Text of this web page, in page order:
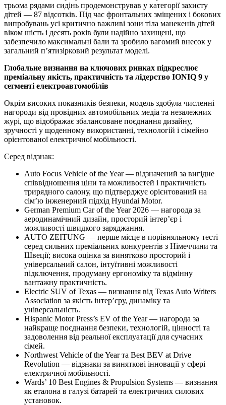
трьома рядами сидінь продемонстрував у категорії захисту
дітей — 87 відсотків. Під час фронтальних зміщених і бокових
випробувань усі критично важливі зони тіла манекенів дітей
віком шість і десять років були надійно захищені, що
забезпечило максимальні бали та зробило вагомий внесок у
загальний п’ятизірковий результат моделі.
Глобальне визнання на ключових ринках підкреслює
преміальну якість, практичність та лідерство IONIQ 9 у
сегменті електроавтомобілів
Окрім високих показників безпеки, модель здобула численні
нагороди від провідних автомобільних медіа та незалежних
журі, що відображає збалансоване поєднання дизайну,
зручності у щоденному використанні, технологій і сімейно
орієнтованої електричної мобільності.
Серед відзнак:
Auto Focus Vehicle of the Year — відзначений за вигідне
співвідношення ціни та можливостей і практичність
трирядного салону, що підтверджує орієнтований на
сім’ю інженерний підхід Hyundai Motor.
German Premium Car of the Year 2026 — нагорода за
аеродинамічний дизайн, просторий інтер’єр і
можливості швидкого заряджання.
AUTO ZEITUNG — перше місце в порівняльному тесті
серед сильних преміальних конкурентів з Німеччини та
Швеції; висока оцінка за винятково просторий і
універсальний салон, інтуїтивні можливості
підключення, продуману ергономіку та відмінну
вантажну практичність.
Electric SUV of Texas — визнання від Texas Auto Writers
Association за якість інтер’єру, динаміку та
універсальність.
Hispanic Motor Press’s EV of the Year — нагорода за
найкраще поєднання безпеки, технологій, цінності та
задоволення від реальної експлуатації для сучасних
сімей.
Northwest Vehicle of the Year та Best BEV at Drive
Revolution — відзнаки за виняткові інновації у сфері
електричної мобільності.
Wards’ 10 Best Engines & Propulsion Systems — визнання
як еталона в галузі батарей та електричних силових
установок.